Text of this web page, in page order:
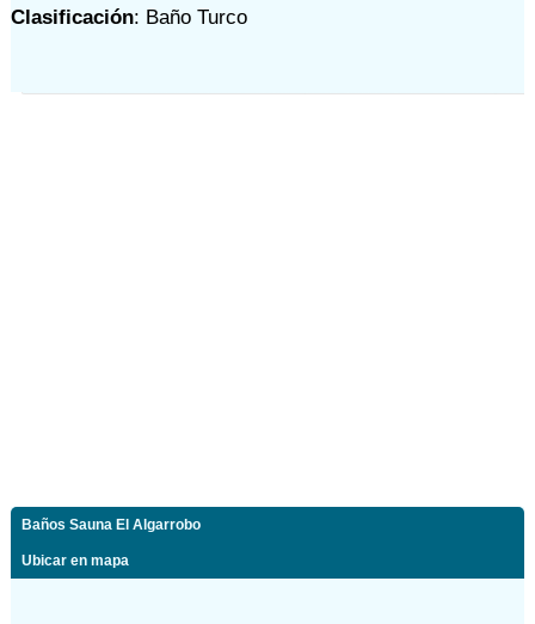
Clasificación: Baño Turco
Baños Sauna El Algarrobo
Ubicar en mapa